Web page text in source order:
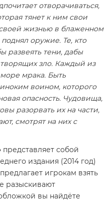
отворачиваться,
тянет к ним свои
жизнью в блаженном
оружие. Те, кто
развеять тени, дабы
зло. Каждый из
мрака. Быть
воином, которого
опасность. Чудовища,
разорвать их на части,
смотрят на них с
представляет собой
издания (2014 год)
игрокам взять
разыскивают
вы найдёте